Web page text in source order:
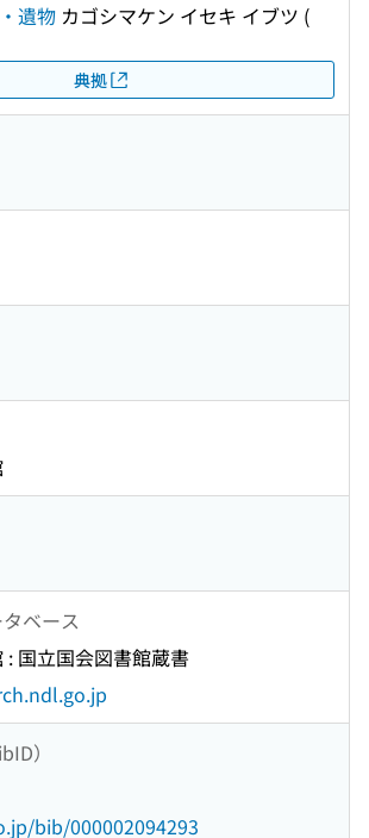
遺物 カゴシマケン イセキ イブツ (
典拠
ベース
: 国立国会図書館蔵書
）
bib/000002094293